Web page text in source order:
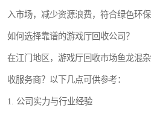
入市场，减少资源浪费，符合绿色环保
如何选择靠谱的游戏厅回收公司？
在江门地区，游戏厅回收市场鱼龙混
收服务商？以下几点可供参考：
1. 公司实力与行业经验